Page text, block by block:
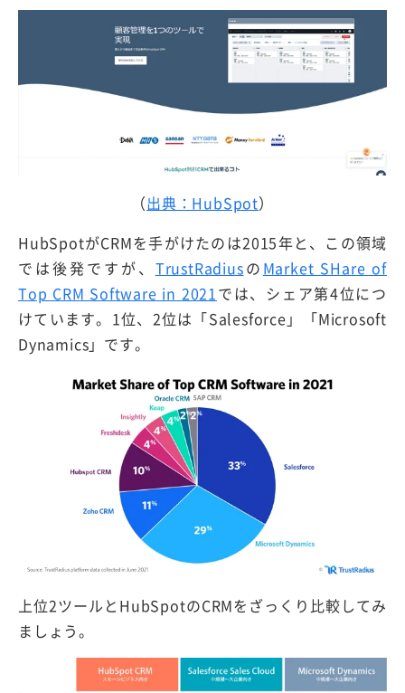
（出典：HubSpot）
HubSpotがCRMを手がけたのは2015年と、この領域
では後発ですが、 TrustRadiusの Market SHare of
Top CRM Software in 2021では、シェア第4位につ
けています。1位、2位は「Salesforce」「Microsoft
Dynamics」です。
上位2ツールとHubSpotのCRMをざっくり比較してみ
ましょう。